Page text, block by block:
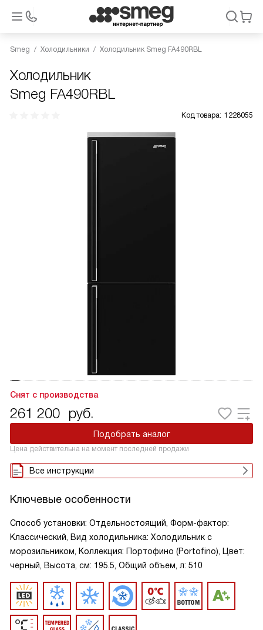
Smeg Холодильники Холодильник Smeg FA490RBL
Холодильник
Smeg FA490RBL
Код товара: 1228055
Снят с производства
261 200 руб.
Подобрать аналог
Цена действительна на момент последней продажи
Все инструкции
Ключевые особенности
Способ установки: Отдельностоящий, Форм-фактор:
Классический, Вид холодильника: Холодильник с
морозильником, Коллекция: Портофино (Portofino), Цвет:
черный, Высота, см: 195.5, Общий объем, л: 510